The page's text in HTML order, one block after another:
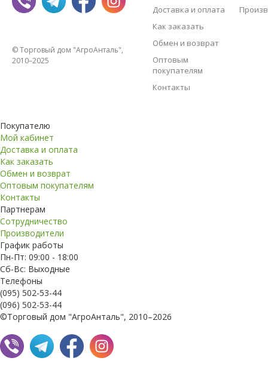
© Торговый дом "АгроАнталь",
2010–2025
Доставка и оплата
Как заказать
Обмен и возврат
Оптовым
покупателям
Контакты
Покупателю
Мой кабинет
Доставка и оплата
Как заказать
Обмен и возврат
Оптовым покупателям
Контакты
Партнерам
Сотрудничество
Производители
График работы
Пн-Пт: 09:00 - 18:00
Сб-Вс: Выходные
Телефоны
(095) 502-53-44
(096) 502-53-44
©Торговый дом "АгроАнталь", 2010–2026